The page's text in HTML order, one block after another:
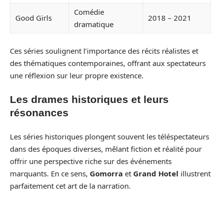
Good Girls
Comédie
dramatique
2018 – 2021
Ces séries soulignent l’importance des récits réalistes et
des thématiques contemporaines, offrant aux spectateurs
une réflexion sur leur propre existence.
Les drames historiques et leurs
résonances
Les séries historiques plongent souvent les téléspectateurs
dans des époques diverses, mêlant fiction et réalité pour
offrir une perspective riche sur des événements
marquants. En ce sens, Gomorra et Grand Hotel illustrent
parfaitement cet art de la narration.